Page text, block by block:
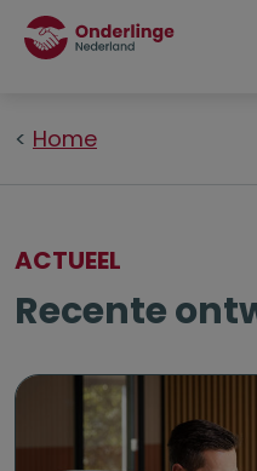
Home
ACTUEEL
Recente